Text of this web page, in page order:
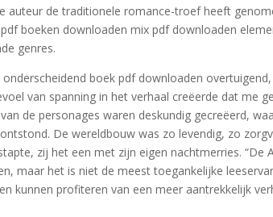
auteur de traditionele romance-troef heeft
boeken downloaden mix pdf downloaden
genres.
boek pdf downloaden
van spanning in het verhaal creëerde dat me
de personages waren deskundig gecreëerd,
De wereldbouw was zo levendig, zo
zij het een met zijn eigen nachtmerries. “De
maar het is niet de meest toegankelijke
kunnen profiteren van een meer aantrekkelijk